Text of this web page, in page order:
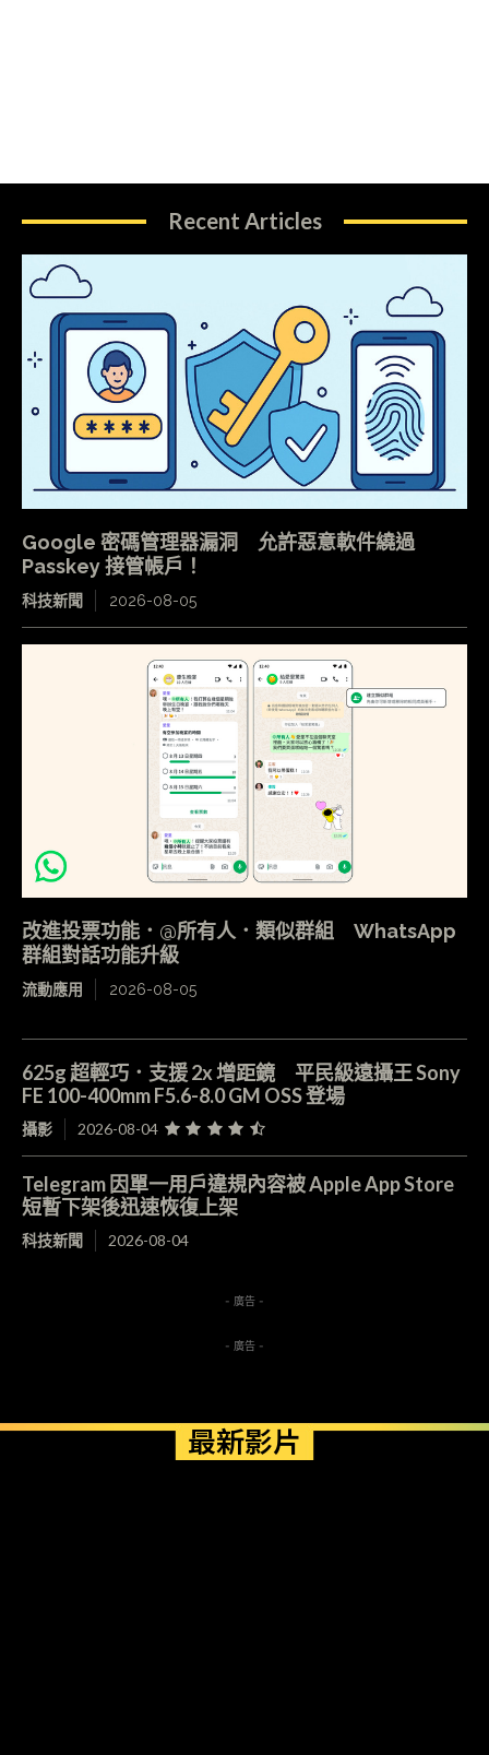
Recent Articles
Google 密碼管理器漏洞 允許惡意軟件繞過
Passkey 接管帳戶！
科技新聞 2026-08-05
改進投票功能．@所有人．類似群組 WhatsApp
群組對話功能升級
流動應用 2026-08-05
625g 超輕巧．支援 2x 增距鏡 平民級遠攝王 Sony
FE 100-400mm F5.6-8.0 GM OSS 登場
攝影 2026-08-04
Telegram 因單一用戶違規內容被 Apple App Store
短暫下架後迅速恢復上架
科技新聞 2026-08-04
- 廣告 -
- 廣告 -
最新影片